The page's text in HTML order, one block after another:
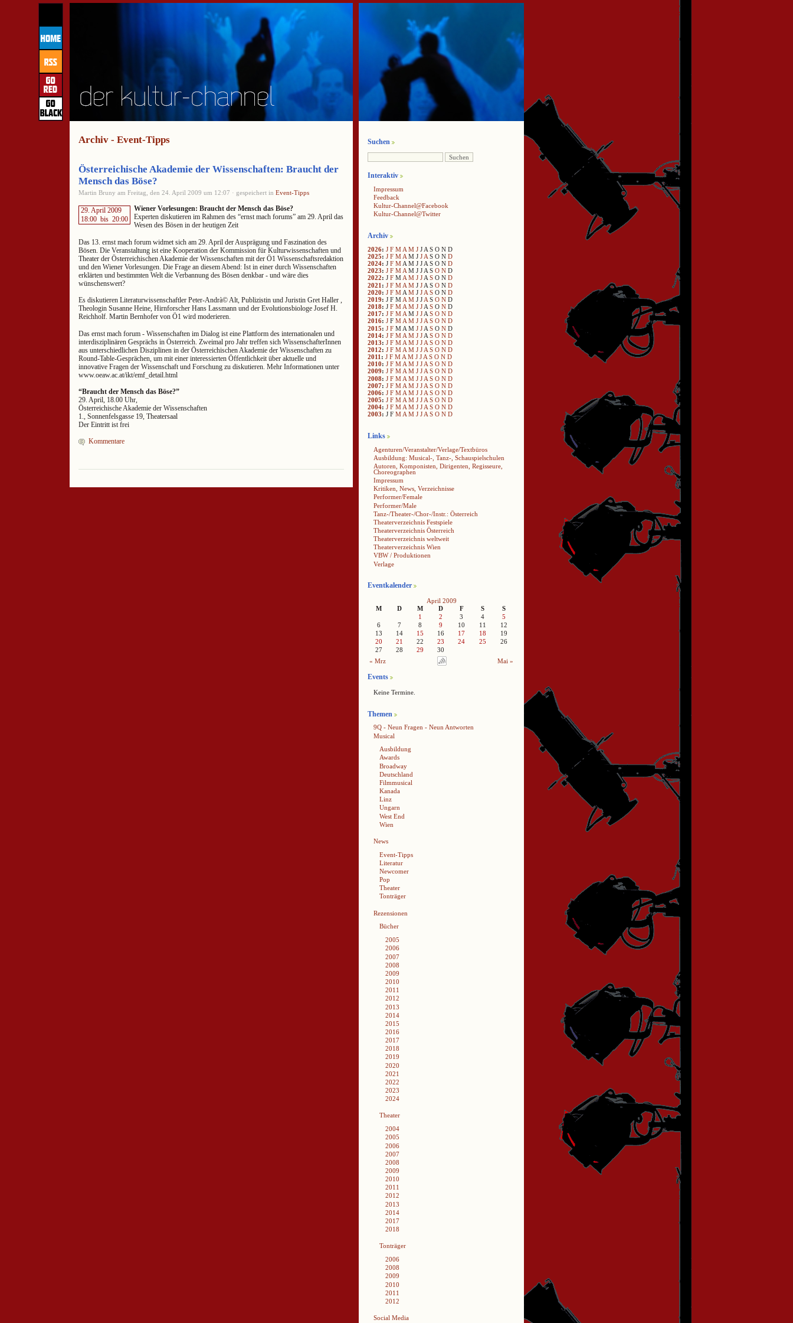
Archiv - Event-Tipps
Österreichische Akademie der Wissenschaften: Braucht der
Mensch das Böse?
Martin Bruny am Freitag, den 24. April 2009 um 12:07 · gespeichert in Event-Tipps
29. April 2009
18:00 bis 20:00
Wiener Vorlesungen: Braucht der Mensch das Böse?
Experten diskutieren im Rahmen des “ernst mach forums” am 29. April das
Wesen des Bösen in der heutigen Zeit
Das 13. ernst mach forum widmet sich am 29. April der Ausprägung und Faszination des
Bösen. Die Veranstaltung ist eine Kooperation der Kommission für Kulturwissenschaften und
Theater der Österreichischen Akademie der Wissenschaften mit der Ö1 Wissenschaftsredaktion
und den Wiener Vorlesungen. Die Frage an diesem Abend: Ist in einer durch Wissenschaften
erklärten und bestimmten Welt die Verbannung des Bösen denkbar - und wäre dies
wünschenswert?
Es diskutieren Literaturwissenschaftler Peter-Andrà© Alt, Publizistin und Juristin Gret Haller ,
Theologin Susanne Heine, Hirnforscher Hans Lassmann und der Evolutionsbiologe Josef H.
Reichholf. Martin Bernhofer von Ö1 wird moderieren.
Das ernst mach forum - Wissenschaften im Dialog ist eine Plattform des internationalen und
interdisziplinären Gesprächs in Österreich. Zweimal pro Jahr treffen sich WissenschafterInnen
aus unterschiedlichen Disziplinen in der Österreichischen Akademie der Wissenschaften zu
Round-Table-Gesprächen, um mit einer interessierten Öffentlichkeit über aktuelle und
innovative Fragen der Wissenschaft und Forschung zu diskutieren. Mehr Informationen unter
www.oeaw.ac.at/ikt/emf_detail.html
“Braucht der Mensch das Böse?”
29. April, 18.00 Uhr,
Österreichische Akademie der Wissenschaften
1., Sonnenfelsgasse 19, Theatersaal
Der Eintritt ist frei
Kommentare
Suchen
Interaktiv
Impressum
Feedback
Kultur-Channel@Facebook
Kultur-Channel@Twitter
Archiv
2026: J F M A M J J A S O N D
2025: J F M A M J J A S O N D
2024: J F M A M J J A S O N D
2023: J F M A M J J A S O N D
2022: J F MA M J JA S O N D
2021 : J F M A M J J A S O N D
2020: J F M A M J J A S O N D
2019: J F M A M J J A S O N D
2018: J F M A M J J A S O N D
2017: J F M A M J J A S O N D
2016: J F M A M J J A S O N D
2015: J F M A M J J A S O N D
2014: J F M A M J J A S O N D
2013: J F M A M J J A S O N D
2012: J F M A M J J A S O N D
2011 : J F M A M J J A S O N D
2010: J F M A M J J A S O N D
2009: J F MA M J JA S O N D
2008: J F M A M J J A S O N D
2007: J F M A M J J A S O N D
2006: J F M A M J J A S O N D
2005: J F M A M J J A S O N D
2004: J F M A M J J A S O N D
2003: J F M A M J J A S O N D
Links
Agenturen/Veranstalter/Verlage/Textbüros
Ausbildung: Musical-, Tanz-, Schauspielschulen
Autoren, Komponisten, Dirigenten, Regisseure,
Choreographen
Impressum
Kritiken, News, Verzeichnisse
Performer/Female
Performer/Male
Tanz-/Theater-/Chor-/Instr.: Österreich
Theaterverzeichnis Festspiele
Theaterverzeichnis Österreich
Theaterverzeichnis weltweit
Theaterverzeichnis Wien
VBW / Produktionen
Verlage
Eventkalender
April 2009
M
D M D F S
S
1
2 3 4
5
6
7 8 9 10 11
12
13
14 15 16 17 18
19
20
21 22 23 24 25
26
27
28 29
30
« Mrz
Mai »
Events
Keine Termine.
Themen
9Q - Neun Fragen - Neun Antworten
Musical
Ausbildung
Awards
Broadway
Deutschland
Filmmusical
Kanada
Linz
Ungarn
West End
Wien
News
Event-Tipps
Literatur
Newcomer
Pop
Theater
Tonträger
Rezensionen
Bücher
2005
2006
2007
2008
2009
2010
2011
2012
2013
2014
2015
2016
2017
2018
2019
2020
2021
2022
2023
2024
Theater
2004
2005
2006
2007
2008
2009
2010
2011
2012
2013
2014
2017
2018
Tonträger
2006
2008
2009
2010
2011
2012
Social Media